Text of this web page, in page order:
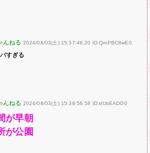
2024/08/03(土) 15:37:46.20 ID:QmPBC8wE0
すぎる
2024/08/03(土) 15:38:56.58 ID:ttUbEADO0
が早朝
が公園